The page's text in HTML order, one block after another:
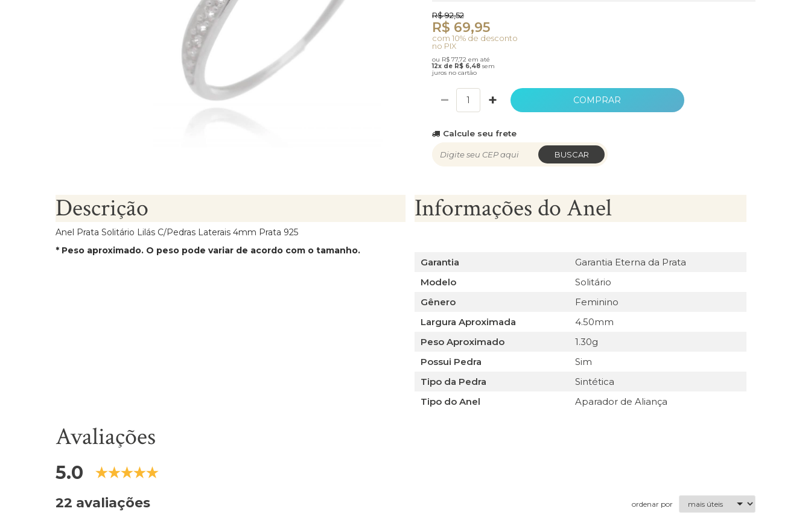
R$ 92,52
R$ 69,95
com 10% de desconto
no PIX
ou R$ 77,72 em até
12x de R$ 6,48 sem
juros no cartão
− + COMPRAR
Calcule seu frete
BUSCAR
Descrição
Anel Prata Solitário Lilás C/Pedras Laterais 4mm Prata 925
* Peso aproximado. O peso pode variar de acordo com o tamanho.
Informações do Anel
Garantia
Garantia Eterna da Prata
Modelo
Solitário
Gênero
Feminino
Largura Aproximada
4.50mm
Peso Aproximado
1.30g
Possui Pedra
Sim
Tipo da Pedra
Sintética
Tipo do Anel
Aparador de Aliança
Avaliações
5.0
22 avaliações ordenar por